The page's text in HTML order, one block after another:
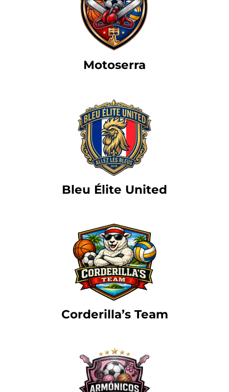
Motoserra
Bleu Élite United
Corderilla’s Team